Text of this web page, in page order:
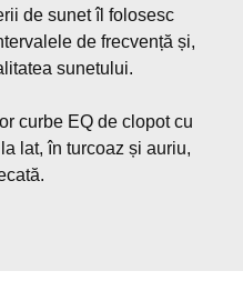
de sunet îl folosesc
de frecvență și,
sunetului.